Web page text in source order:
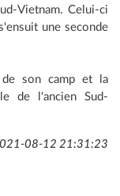
Vietnam. Celui-ci
une seconde
son camp et la
de l'ancien Sud-
08-12 21:31:23